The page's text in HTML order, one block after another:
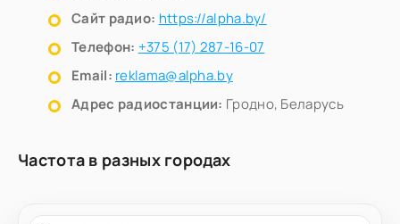
Сайт радио: https://alpha.by/
Телефон: +375 (17) 287-16-07
Email: reklama@alpha.by
Адрес радиостанции: Гродно, Беларусь
Частота в разных городах